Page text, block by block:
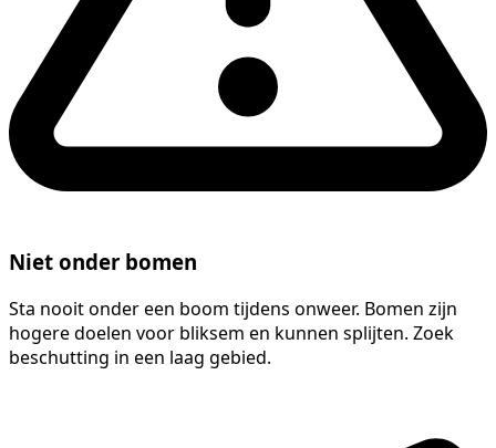
Niet onder bomen
Sta nooit onder een boom tijdens onweer. Bomen zijn
hogere doelen voor bliksem en kunnen splijten. Zoek
beschutting in een laag gebied.